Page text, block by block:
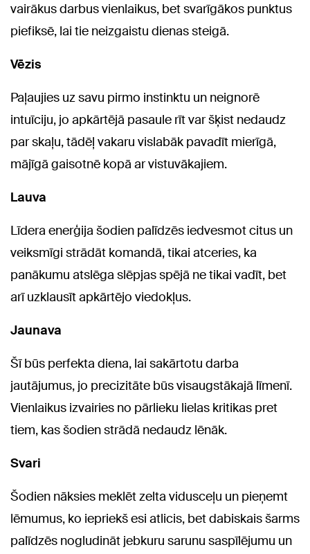
vairākus darbus vienlaikus, bet svarīgākos punktus
piefiksē, lai tie neizgaistu dienas steigā.
Vēzis
Paļaujies uz savu pirmo instinktu un neignorē
intuīciju, jo apkārtējā pasaule rīt var šķist nedaudz
par skaļu, tādēļ vakaru vislabāk pavadīt mierīgā,
mājīgā gaisotnē kopā ar vistuvākajiem.
Lauva
Līdera enerģija šodien palīdzēs iedvesmot citus un
veiksmīgi strādāt komandā, tikai atceries, ka
panākumu atslēga slēpjas spējā ne tikai vadīt, bet
arī uzklausīt apkārtējo viedokļus.
Jaunava
Šī būs perfekta diena, lai sakārtotu darba
jautājumus, jo precizitāte būs visaugstākajā līmenī.
Vienlaikus izvairies no pārlieku lielas kritikas pret
tiem, kas šodien strādā nedaudz lēnāk.
Svari
Šodien nāksies meklēt zelta vidusceļu un pieņemt
lēmumus, ko iepriekš esi atlicis, bet dabiskais šarms
palīdzēs nogludināt jebkuru sarunu saspīlējumu un